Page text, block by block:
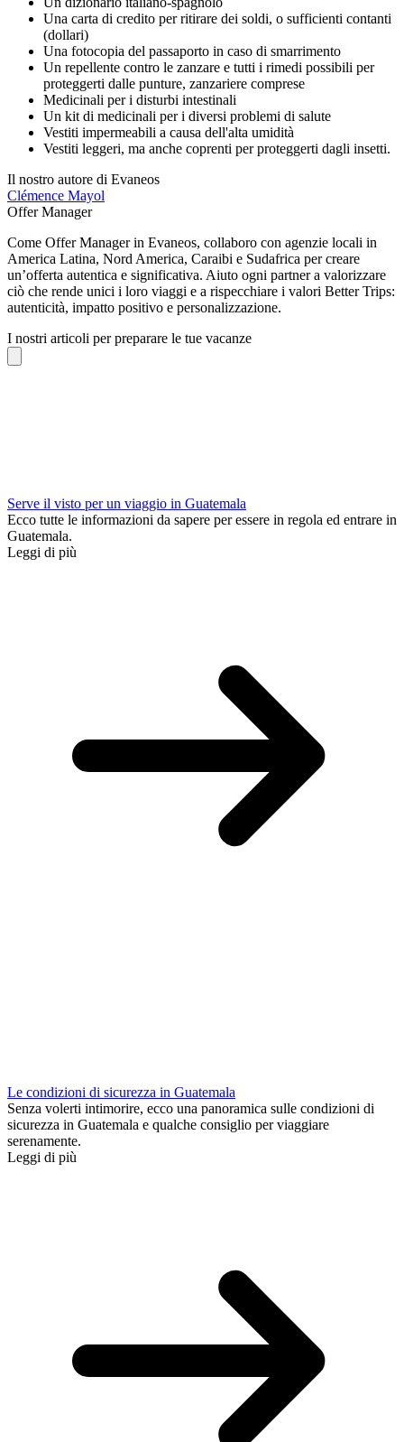
Una carta di credito per ritirare dei soldi, o sufficienti contanti
(dollari)
Una fotocopia del passaporto in caso di smarrimento
Un repellente contro le zanzare e tutti i rimedi possibili per
proteggerti dalle punture, zanzariere comprese
Medicinali per i disturbi intestinali
Un kit di medicinali per i diversi problemi di salute
Vestiti impermeabili a causa dell'alta umidità
Vestiti leggeri, ma anche coprenti per proteggerti dagli insetti.
Il nostro autore di Evaneos
Clémence Mayol
Offer Manager
Come Offer Manager in Evaneos, collaboro con agenzie locali in
America Latina, Nord America, Caraibi e Sudafrica per creare
un’offerta autentica e significativa. Aiuto ogni partner a valorizzare
ciò che rende unici i loro viaggi e a rispecchiare i valori Better Trips:
autenticità, impatto positivo e personalizzazione.
I nostri articoli per preparare le tue vacanze
Serve il visto per un viaggio in Guatemala
Ecco tutte le informazioni da sapere per essere in regola ed entrare in
Guatemala.
Leggi di più
Le condizioni di sicurezza in Guatemala
Senza volerti intimorire, ecco una panoramica sulle condizioni di
sicurezza in Guatemala e qualche consiglio per viaggiare
serenamente.
Leggi di più